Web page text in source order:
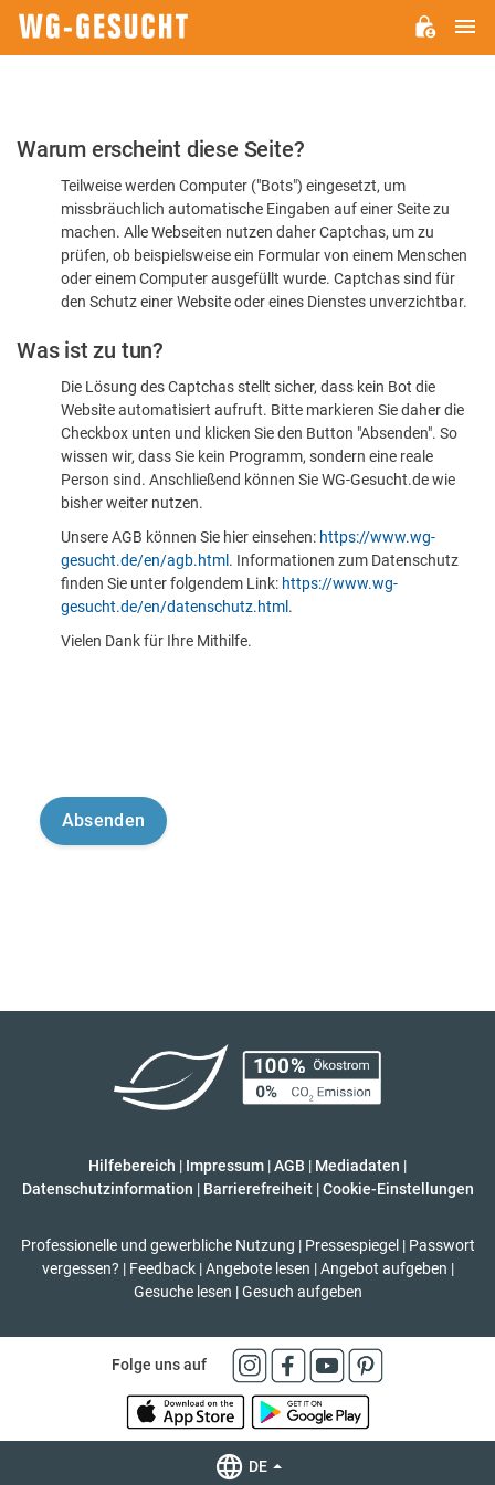
Bitte
dass
sind
Warum erscheint diese Seite?
Teilweise werden Computer ("Bots") eingesetzt, um
missbräuchlich automatische Eingaben auf einer Seite zu
machen. Alle Webseiten nutzen daher Captchas, um zu
prüfen, ob beispielsweise ein Formular von einem Menschen
oder einem Computer ausgefüllt wurde. Captchas sind für
den Schutz einer Website oder eines Dienstes unverzichtbar.
Was ist zu tun?
Die Lösung des Captchas stellt sicher, dass kein Bot die
Website automatisiert aufruft. Bitte markieren Sie daher die
Checkbox unten und klicken Sie den Button "Absenden". So
wissen wir, dass Sie kein Programm, sondern eine reale
Person sind. Anschließend können Sie WG-Gesucht.de wie
bisher weiter nutzen.
Unsere AGB können Sie hier einsehen: https://www.wg-
gesucht.de/en/agb.html . Informationen zum Datenschutz
finden Sie unter folgendem Link: https://www.wg-
gesucht.de/en/datenschutz.html .
Vielen Dank für Ihre Mithilfe.
Hilfebereich | Impressum |AGB | Mediadaten |
Datenschutzinformation | Barrierefreiheit | Cookie-Einstellungen
Professionelle und gewerbliche Nutzung | Pressespiegel | Passwort
vergessen? | Feedback | Angebote lesen | Angebot aufgeben |
Gesuche lesen | Gesuch aufgeben
Folge uns auf
DE